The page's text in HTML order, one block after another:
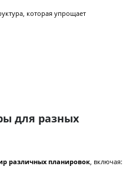
которая упрощает
для разных
различных планировок , включая: